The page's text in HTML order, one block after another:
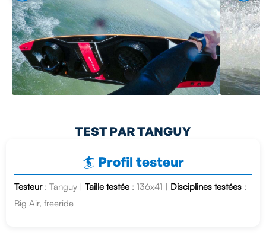
TEST PAR TANGUY
🏄 Profil testeur
Testeur: Tanguy | Taille testée : 136x41 | Disciplines testées :
Big Air, freeride